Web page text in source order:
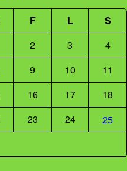
F L
S
2 3
4
9 10
11
16 17
18
23 24
25